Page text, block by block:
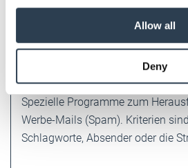
provided to them or that they’ve
Weitere Informationen:Impressum
Allow all
Deny
Dosenfleisch (Abkürzung von
Heute werden mit diesem Begriff
massenhaft versendete
Spam-Filter
Spezielle Programme zum
Werbe-Mails (Spam). Kriterien
Schlagworte, Absender oder die